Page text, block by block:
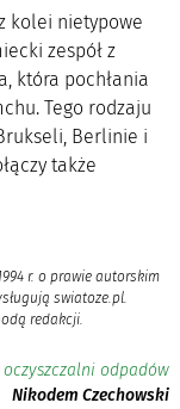
kolei nietypowe
zespół z
która pochłania
Tego rodzaju
Berlinie i
także
r. o prawie autorskim
swiatoze.pl.
redakcji.
odpadów
Nikodem Czechowski